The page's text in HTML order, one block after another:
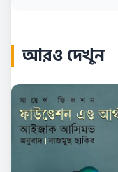
আরও দেখুন